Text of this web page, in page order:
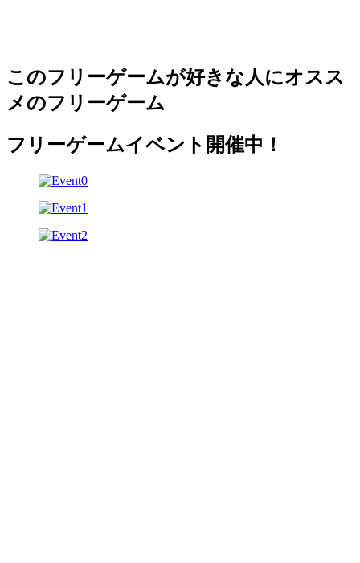
このフリーゲームが好きな人にオスス
メのフリーゲーム
フリーゲームイベント開催中！